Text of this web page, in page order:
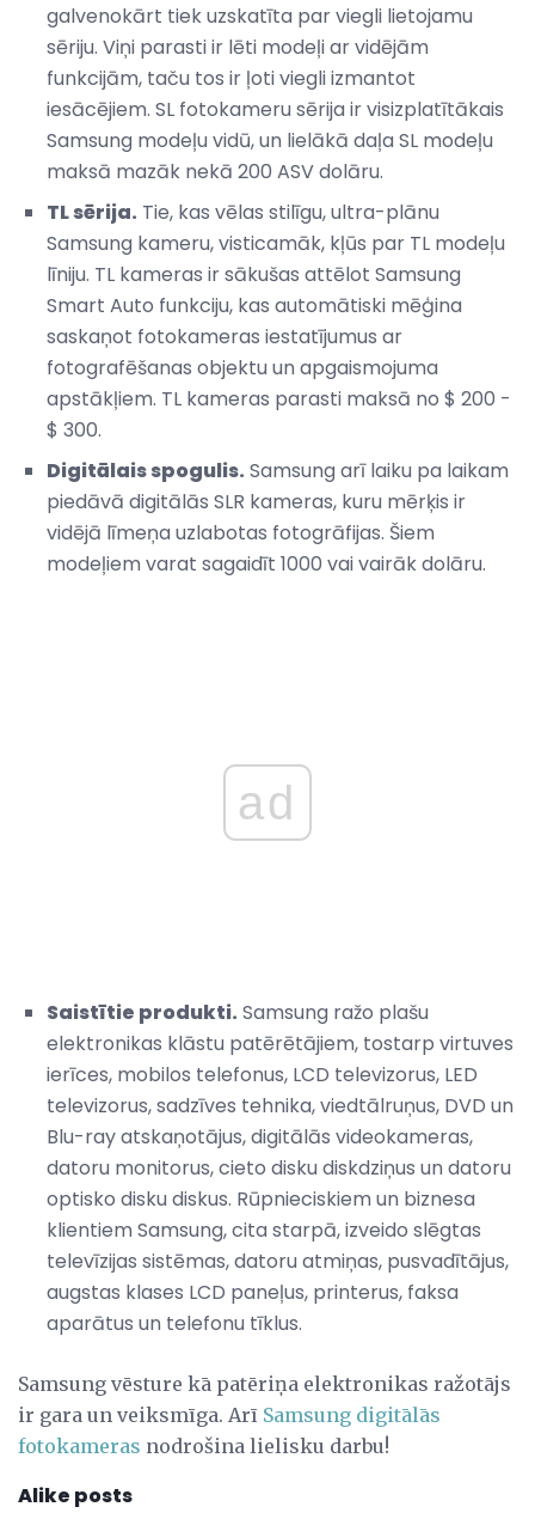
galvenokārt tiek uzskatīta par viegli lietojamu
sēriju. Viņi parasti ir lēti modeļi ar vidējām
funkcijām, taču tos ir ļoti viegli izmantot
iesācējiem. SL fotokameru sērija ir visizplatītākais
Samsung modeļu vidū, un lielākā daļa SL modeļu
maksā mazāk nekā 200 ASV dolāru.
TL sērija. Tie, kas vēlas stilīgu, ultra-plānu
Samsung kameru, visticamāk, kļūs par TL modeļu
līniju. TL kameras ir sākušas attēlot Samsung
Smart Auto funkciju, kas automātiski mēģina
saskaņot fotokameras iestatījumus ar
fotografēšanas objektu un apgaismojuma
apstākļiem. TL kameras parasti maksā no $ 200 -
$ 300.
Digitālais spogulis. Samsung arī laiku pa laikam
piedāvā digitālās SLR kameras, kuru mērķis ir
vidējā līmeņa uzlabotas fotogrāfijas. Šiem
modeļiem varat sagaidīt 1000 vai vairāk dolāru.
ad
Saistītie produkti. Samsung ražo plašu
elektronikas klāstu patērētājiem, tostarp virtuves
ierīces, mobilos telefonus, LCD televizorus, LED
televizorus, sadzīves tehnika, viedtālruņus, DVD un
Blu-ray atskaņotājus, digitālās videokameras,
datoru monitorus, cieto disku diskdziņus un datoru
optisko disku diskus. Rūpnieciskiem un biznesa
klientiem Samsung, cita starpā, izveido slēgtas
televīzijas sistēmas, datoru atmiņas, pusvadītājus,
augstas klases LCD paneļus, printerus, faksa
aparātus un telefonu tīklus.
Samsung vēsture kā patēriņa elektronikas ražotājs
ir gara un veiksmīga. Arī Samsung digitālās
fotokameras nodrošina lielisku darbu!
Alike posts